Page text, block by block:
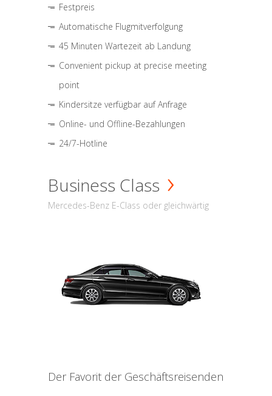
Festpreis
Automatische Flugmitverfolgung
45 Minuten Wartezeit ab Landung
Convenient pickup at precise meeting
point
Kindersitze verfügbar auf Anfrage
Online- und Offline-Bezahlungen
24/7-Hotline
Business Class
Mercedes-Benz E-Class oder gleichwärtig
Der Favorit der Geschäftsreisenden